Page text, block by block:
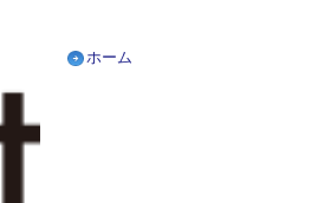
ホーム